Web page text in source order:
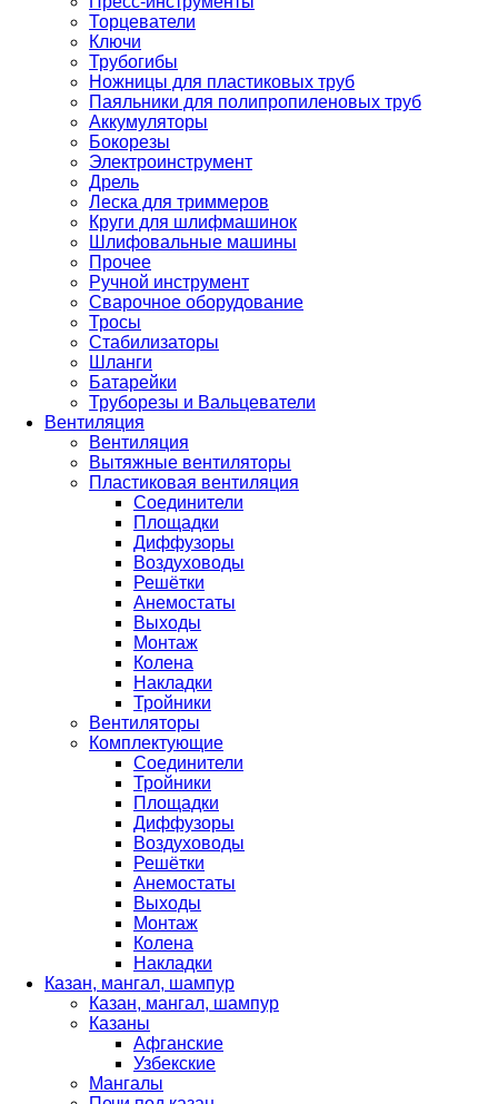
Торцеватели
Ключи
Трубогибы
Ножницы для пластиковых труб
Паяльники для полипропиленовых труб
Аккумуляторы
Бокорезы
Электроинструмент
Дрель
Леска для триммеров
Круги для шлифмашинок
Шлифовальные машины
Прочее
Ручной инструмент
Сварочное оборудование
Тросы
Стабилизаторы
Шланги
Батарейки
Труборезы и Вальцеватели
Вентиляция
Вентиляция
Вытяжные вентиляторы
Пластиковая вентиляция
Соединители
Площадки
Диффузоры
Воздуховоды
Решётки
Анемостаты
Выходы
Монтаж
Колена
Накладки
Тройники
Вентиляторы
Комплектующие
Соединители
Тройники
Площадки
Диффузоры
Воздуховоды
Решётки
Анемостаты
Выходы
Монтаж
Колена
Накладки
Казан, мангал, шампур
Казан, мангал, шампур
Казаны
Афганские
Узбекские
Мангалы